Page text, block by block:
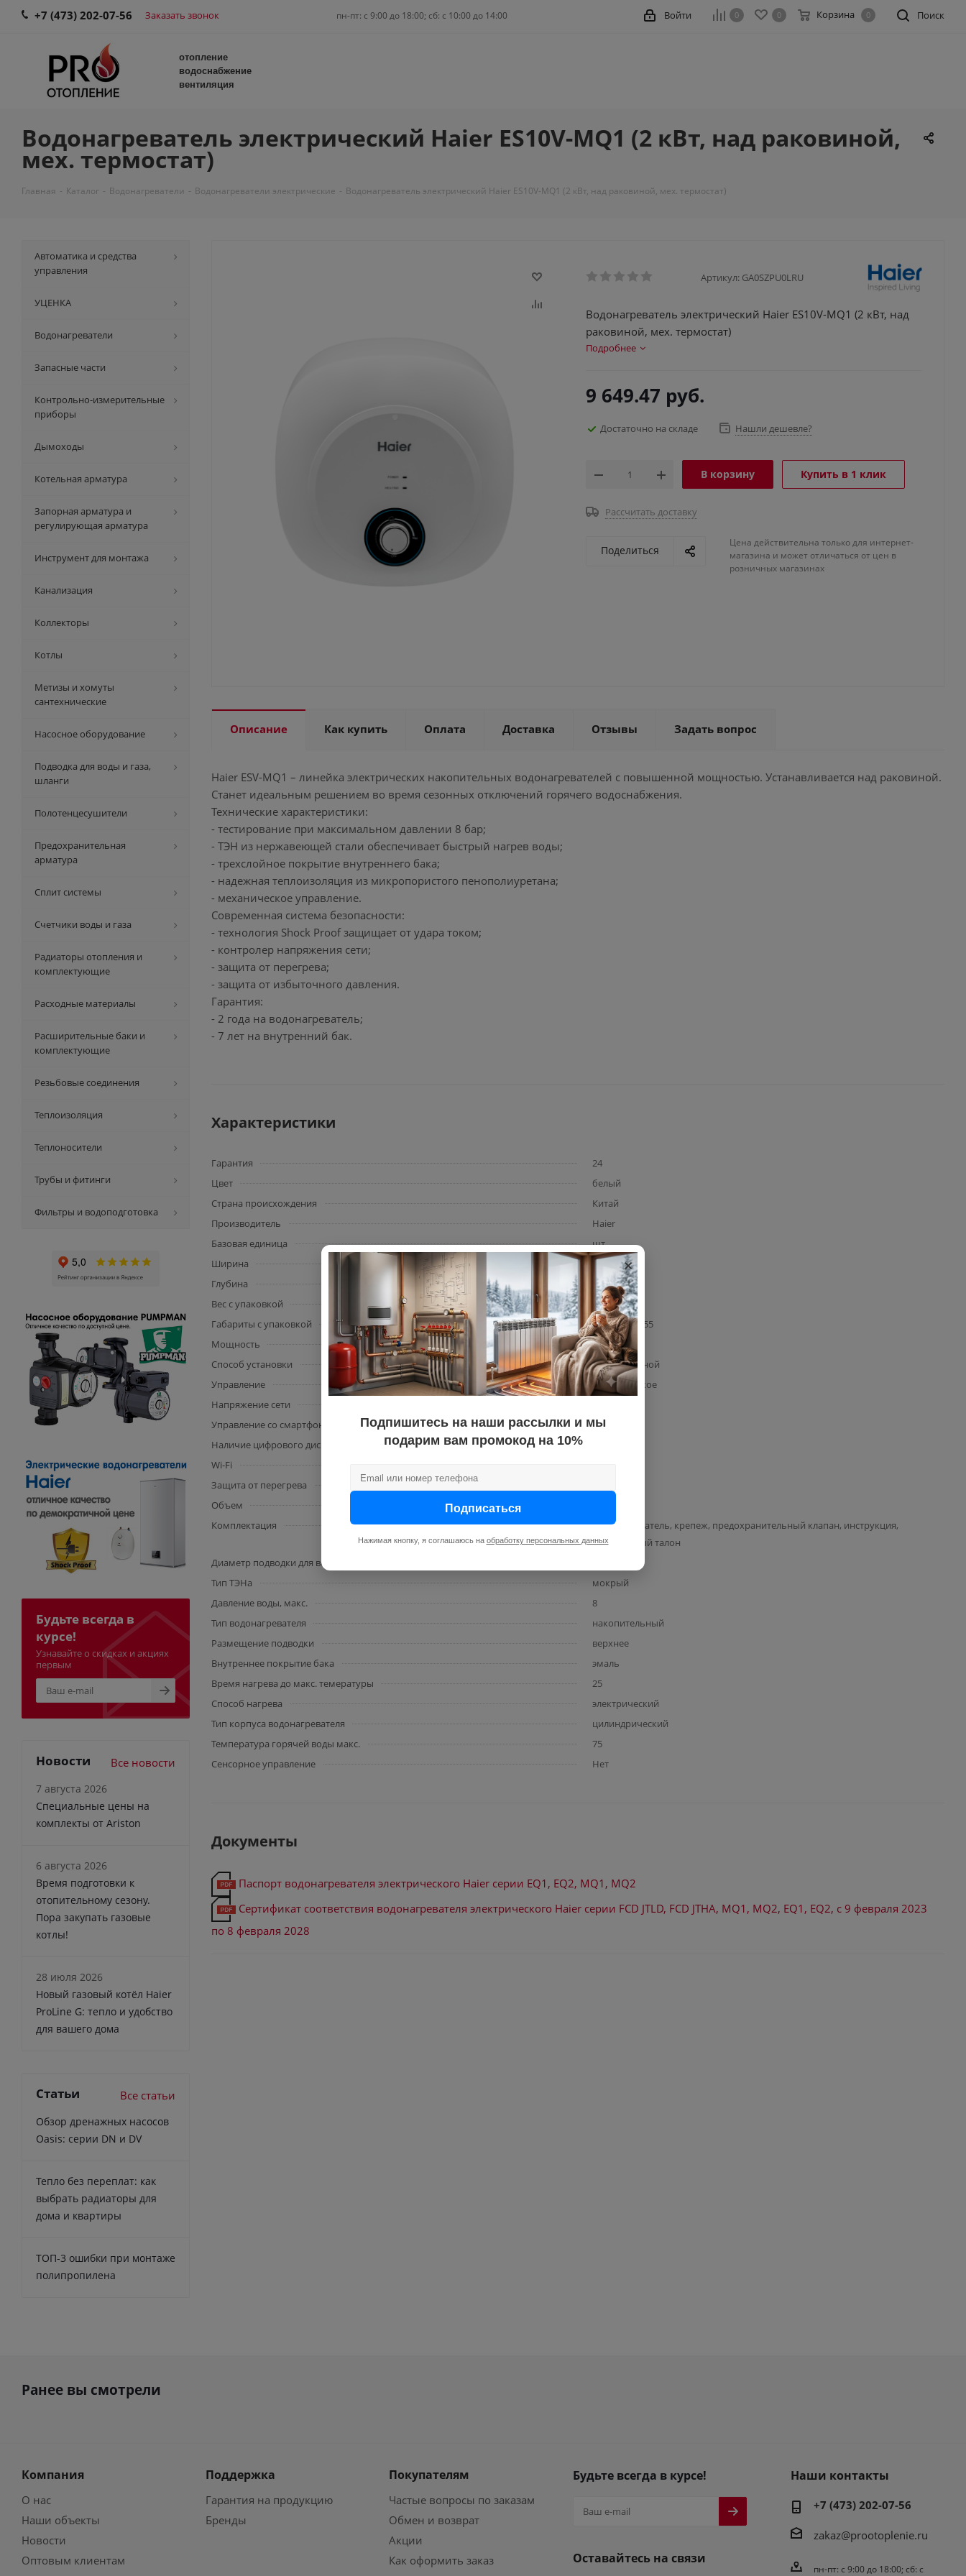
+7 (473) 202-07-56 Заказать звонок пн-пт: c 9:00 до 18:00; сб: с 10:00 до 14:00 Поиск
0 0 Корзина 0
Войти
отопление
водоснабжение
вентиляция
Водонагреватель электрический Haier ES10V-MQ1 (2 кВт, над раковиной,
мех. термостат)
Главная - Каталог - Водонагреватели - Водонагреватели электрические - Водонагреватель электрический Haier ES10V-MQ1 (2 кВт, над раковиной, мех. термостат)
Артикул: GA0SZPU0LRU
Водонагреватель электрический Haier ES10V-MQ1 (2 кВт, над
раковиной, мех. термостат)
Подробнее
9 649.47 руб.
Достаточно на складе Нашли дешевле?
В корзину Купить в 1 клик
Рассчитать доставку
Поделиться
Цена действительна только для интернет-
магазина и может отличаться от цен в
розничных магазинах
Описание Как купить Оплата Доставка Отзывы Задать вопрос
Haier ESV-MQ1 – линейка электрических накопительных водонагревателей с повышенной мощностью. Устанавливается над раковиной.
Станет идеальным решением во время сезонных отключений горячего водоснабжения.
Технические характеристики:
- тестирование при максимальном давлении 8 бар;
- ТЭН из нержавеющей стали обеспечивает быстрый нагрев воды;
- трехслойное покрытие внутреннего бака;
- надежная теплоизоляция из микропористого пенополиуретана;
- механическое управление.
Современная система безопасности:
- технология Shock Proof защищает от удара током;
- контролер напряжения сети;
- защита от перегрева;
- защита от избыточного давления.
Гарантия:
- 2 года на водонагреватель;
- 7 лет на внутренний бак.
Характеристики
Гарантия
24
Цвет
белый
Страна происхождения
Китай
Производитель
Haier
Базовая единица
шт
Ширина
340
Глубина
290
Вес с упаковкой
8.5
Габариты с упаковкой
400 / 390 / 355
Мощность
2
Способ установки
над раковиной
Управление
механическое
Напряжение сети
Управление со смартфона
нет
Наличие цифрового дисплея
Wi-Fi
Защита от перегрева
Объем
Комплектация
водонагреватель, крепеж, предохранительный клапан, инструкция,
гарантийный талон
Диаметр подводки для воды
Тип ТЭНа
мокрый
Давление воды, макс.
8
Тип водонагревателя
накопительный
Размещение подводки
верхнее
Внутреннее покрытие бака
эмаль
Время нагрева до макс. темературы
25
Способ нагрева
электрический
Тип корпуса водонагревателя
цилиндрический
Температура горячей воды макс.
75
Сенсорное управление
Нет
Документы
Паспорт водонагревателя электрического Haier серии EQ1, EQ2, MQ1, MQ2
Сертификат соответствия водонагревателя электрического Haier серии FCD JTLD, FCD JTHA, MQ1, MQ2, EQ1, EQ2, с 9 февраля 2023
по 8 февраля 2028
Автоматика и средства
управления
УЦЕНКА
Водонагреватели
Запасные части
Контрольно-измерительные
приборы
Дымоходы
Котельная арматура
Запорная арматура и
регулирующая арматура
Инструмент для монтажа
Канализация
Коллекторы
Котлы
Метизы и хомуты
сантехнические
Насосное оборудование
Подводка для воды и газа,
шланги
Полотенцесушители
Предохранительная
арматура
Сплит системы
Счетчики воды и газа
Радиаторы отопления и
комплектующие
Расходные материалы
Расширительные баки и
комплектующие
Резьбовые соединения
Теплоизоляция
Теплоносители
Трубы и фитинги
Фильтры и водоподготовка
Будьте всегда в
курсе!
Узнавайте о скидках и акциях
первым
Новости Все новости
7 августа 2026
Специальные цены на
комплекты от Ariston
6 августа 2026
Время подготовки к
отопительному сезону.
Пора закупать газовые
котлы!
28 июля 2026
Новый газовый котёл Haier
ProLine G: тепло и удобство
для вашего дома
Статьи Все статьи
Обзор дренажных насосов
Oasis: серии DN и DV
Тепло без переплат: как
выбрать радиаторы для
дома и квартиры
ТОП-3 ошибки при монтаже
полипропилена
Ранее вы смотрели
Компания
О нас
Наши объекты
Новости
Оптовым клиентам
Поддержка
Гарантия на продукцию
Бренды
Покупателям
Частые вопросы по заказам
Обмен и возврат
Акции
Как оформить заказ
Будьте всегда в курсе!
Оставайтесь на связи
Наши контакты
+7 (473) 202-07-56
zakaz@prootoplenie.ru
пн-пт: c 9:00 до 18:00; сб: с
×
Подпишитесь на наши рассылки и мы
подарим вам промокод на 10%
Подписаться
Нажимая кнопку, я соглашаюсь на обработку персональных данных